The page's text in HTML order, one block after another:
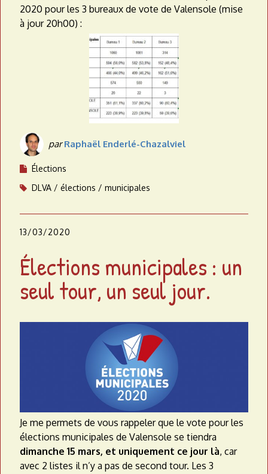
2020 pour les 3 bureaux de vote de Valensole (mise
à jour 20h00) :
parRaphaël Enderlé-Chazalviel
Élections
DLVA
élections municipales
13/03/2020
Élections municipales : un
seul tour, un seul jour.
Je me permets de vous rappeler que le vote pour les
élections municipales de Valensole se tiendra
dimanche 15 mars, et uniquement ce jour là, car
avec 2 listes il n’y a pas de second tour. Les 3